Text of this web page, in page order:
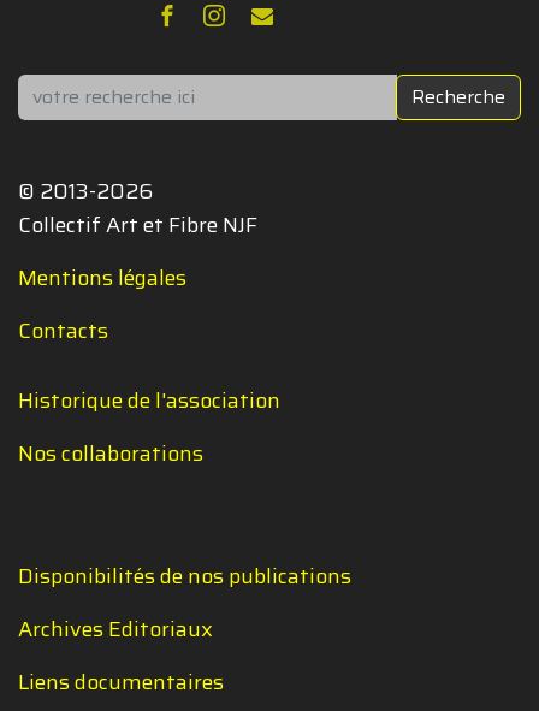
Rechercher Recherche
© 2013-2026
Collectif Art et Fibre NJF
Mentions légales
Contacts
Historique de l'association
Nos collaborations
Disponibilités de nos publications
Archives Editoriaux
Liens documentaires